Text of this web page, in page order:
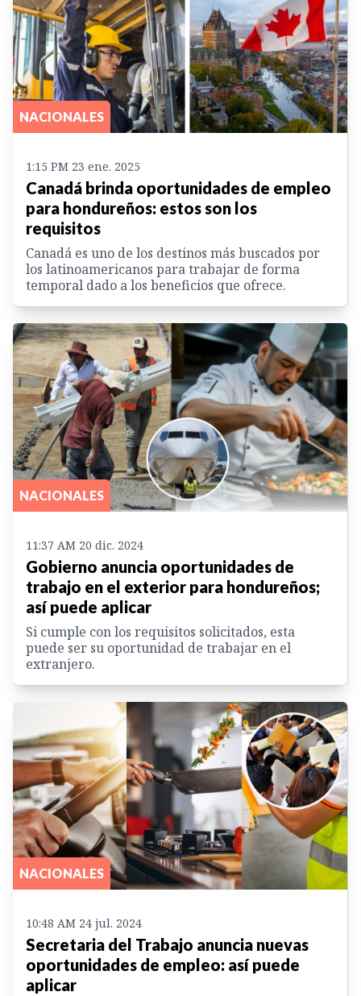
NACIONALES
1:15 PM 23 ene. 2025
Canadá brinda oportunidades de empleo
para hondureños: estos son los
requisitos
Canadá es uno de los destinos más buscados por
los latinoamericanos para trabajar de forma
temporal dado a los beneficios que ofrece.
NACIONALES
11:37 AM 20 dic. 2024
Gobierno anuncia oportunidades de
trabajo en el exterior para hondureños;
así puede aplicar
Si cumple con los requisitos solicitados, esta
puede ser su oportunidad de trabajar en el
extranjero.
NACIONALES
10:48 AM 24 jul. 2024
Secretaria del Trabajo anuncia nuevas
oportunidades de empleo: así puede
aplicar